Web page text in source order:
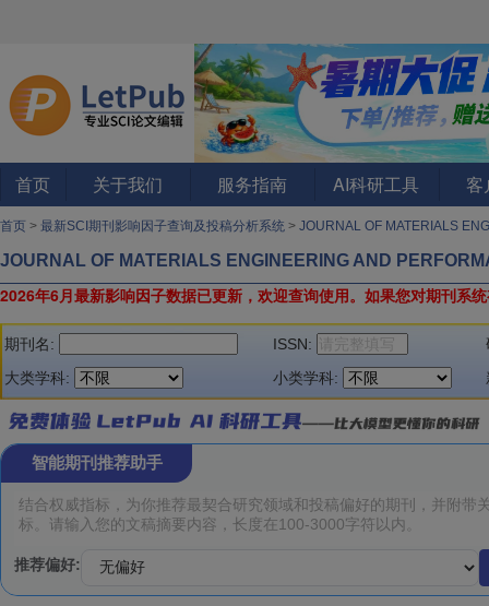
首页 关于我们 服务指南 AI科研工具 客
首页 > 最新SCI期刊影响因子查询及投稿分析系统 > JOURNAL OF MATERIALS
JOURNAL OF MATERIALS ENGINEERING AND
2026年6月最新影响因子数据已更新，欢迎查询使用。 如果您对期刊系
期刊名: ISSN:
大类学科:
小类学科:
智能期刊推荐助手
推荐偏好: